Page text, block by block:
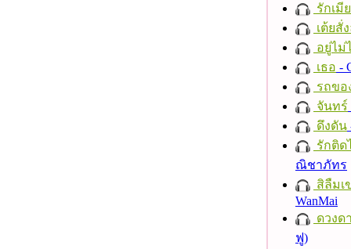
รักเมี
เต้ยสั่
อยู่ไม่
เธอ -
รถขอ
จันทร์
ดึงดัน
รักติด
ณิชาภัทร
สิลืมเ
WanMai
ดวงด
ฟู)